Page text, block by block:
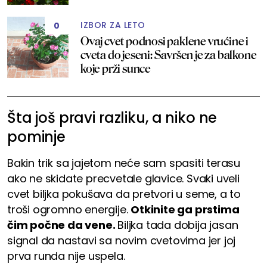
0 IZBOR ZA LETO
Ovaj cvet podnosi paklene vrućine i
cveta do jeseni: Savršen je za balkone
koje prži sunce
Šta još pravi razliku, a niko ne
pominje
Bakin trik sa jajetom neće sam spasiti terasu
ako ne skidate precvetale glavice. Svaki uveli
cvet biljka pokušava da pretvori u seme, a to
troši ogromno energije. Otkinite ga prstima
čim počne da vene. Biljka tada dobija jasan
signal da nastavi sa novim cvetovima jer joj
prva runda nije uspela.